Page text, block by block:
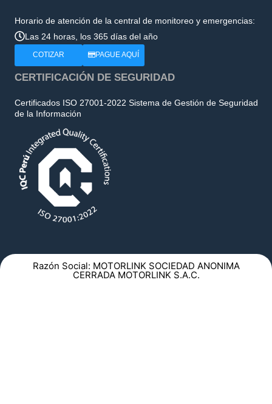
Horario de atención de la central de monitoreo y emergencias:
Las 24 horas, los 365 días del año
COTIZAR PAGUE AQUÍ
CERTIFICACIÓN DE SEGURIDAD
Certificados ISO 27001-2022 Sistema de Gestión de Seguridad
de la Información
Razón Social: MOTORLINK SOCIEDAD ANONIMA
CERRADA MOTORLINK S.A.C.